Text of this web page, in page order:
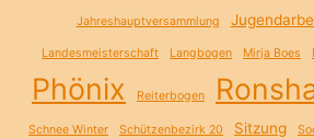
Jahreshauptversammlung
Landesmeisterschaft Langbogen Mirja Boes
Phönix Reiterbogen
Schnee Winter Schützenbezirk 20 Sitzung